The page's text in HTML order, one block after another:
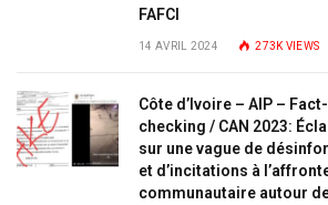
FAFCI
14 AVRIL 2024 273K VIEWS
Côte d’Ivoire – AIP – Fact-
checking / CAN 2023:
sur une vague de
et d’incitations à
communautaire autour